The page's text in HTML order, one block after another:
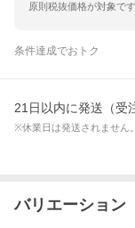
原則税抜価格が対象で
条件達成でおトク
21日以内に発送（受
※休業日は発送されません。
バリエーション